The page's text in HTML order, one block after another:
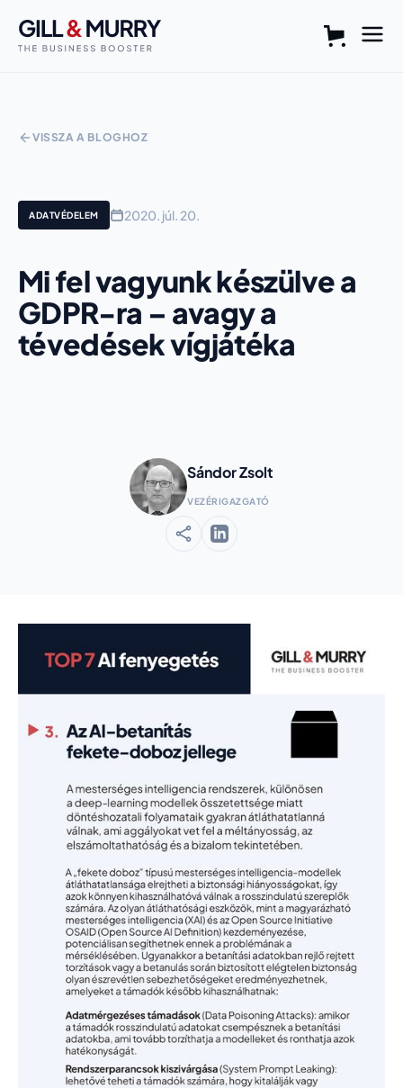
VISSZA A BLOGHOZ
ADATVÉDELEM 2020. júl. 20.
Mi fel vagyunk készülve a
GDPR-ra – avagy a
tévedések vígjátéka
Sándor Zsolt
VEZÉRIGAZGATÓ